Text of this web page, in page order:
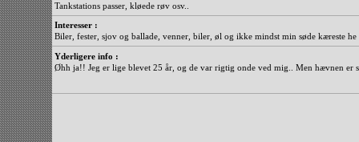
Tankstations passer, kløede røv osv..
Interesser :
Biler, fester, sjov og ballade, venner, biler, øl og ikke mindst min søde kæreste
Yderligere info :
Øhh ja!! Jeg er lige blevet 25 år, og de var rigtig onde ved mig.. Men hævnen er